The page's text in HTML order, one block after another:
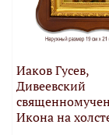
Иаков Гусев,
Дивеевский
Икона на